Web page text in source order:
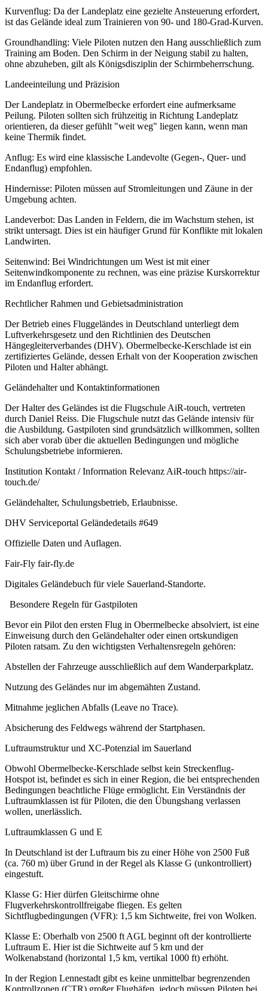
Kurvenflug: Da der Landeplatz eine gezielte Ansteuerung erfordert,
ist das Gelände ideal zum Trainieren von 90- und 180-Grad-Kurven.
Groundhandling: Viele Piloten nutzen den Hang ausschließlich zum
Training am Boden. Den Schirm in der Neigung stabil zu halten,
ohne abzuheben, gilt als Königsdisziplin der Schirmbeherrschung.
Landeeinteilung und Präzision
Der Landeplatz in Obermelbecke erfordert eine aufmerksame
Peilung. Piloten sollten sich frühzeitig in Richtung Landeplatz
orientieren, da dieser gefühlt "weit weg" liegen kann, wenn man
keine Thermik findet.
Anflug: Es wird eine klassische Landevolte (Gegen-, Quer- und
Endanflug) empfohlen.
Hindernisse: Piloten müssen auf Stromleitungen und Zäune in der
Umgebung achten.
Landeverbot: Das Landen in Feldern, die im Wachstum stehen, ist
strikt untersagt. Dies ist ein häufiger Grund für Konflikte mit lokalen
Landwirten.
Seitenwind: Bei Windrichtungen um West ist mit einer
Seitenwindkomponente zu rechnen, was eine präzise Kurskorrektur
im Endanflug erfordert.
Rechtlicher Rahmen und Gebietsadministration
Der Betrieb eines Fluggeländes in Deutschland unterliegt dem
Luftverkehrsgesetz und den Richtlinien des Deutschen
Hängegleiterverbandes (DHV). Obermelbecke-Kerschlade ist ein
zertifiziertes Gelände, dessen Erhalt von der Kooperation zwischen
Piloten und Halter abhängt.
Geländehalter und Kontaktinformationen
Der Halter des Geländes ist die Flugschule AiR-touch, vertreten
durch Daniel Reiss. Die Flugschule nutzt das Gelände intensiv für
die Ausbildung. Gastpiloten sind grundsätzlich willkommen, sollten
sich aber vorab über die aktuellen Bedingungen und mögliche
Schulungsbetriebe informieren.
Institution Kontakt / Information Relevanz AiR-touch https://air-
touch.de/
Geländehalter, Schulungsbetrieb, Erlaubnisse.
DHV Serviceportal Geländedetails #649
Offizielle Daten und Auflagen.
Fair-Fly fair-fly.de
Digitales Geländebuch für viele Sauerland-Standorte.
Besondere Regeln für Gastpiloten
Bevor ein Pilot den ersten Flug in Obermelbecke absolviert, ist eine
Einweisung durch den Geländehalter oder einen ortskundigen
Piloten ratsam. Zu den wichtigsten Verhaltensregeln gehören:
Abstellen der Fahrzeuge ausschließlich auf dem Wanderparkplatz.
Nutzung des Geländes nur im abgemähten Zustand.
Mitnahme jeglichen Abfalls (Leave no Trace).
Absicherung des Feldwegs während der Startphasen.
Luftraumstruktur und XC-Potenzial im Sauerland
Obwohl Obermelbecke-Kerschlade selbst kein Streckenflug-
Hotspot ist, befindet es sich in einer Region, die bei entsprechenden
Bedingungen beachtliche Flüge ermöglicht. Ein Verständnis der
Luftraumklassen ist für Piloten, die den Übungshang verlassen
wollen, unerlässlich.
Luftraumklassen G und E
In Deutschland ist der Luftraum bis zu einer Höhe von 2500 Fuß
(ca. 760 m) über Grund in der Regel als Klasse G (unkontrolliert)
eingestuft.
Klasse G: Hier dürfen Gleitschirme ohne
Flugverkehrskontrollfreigabe fliegen. Es gelten
Sichtflugbedingungen (VFR): 1,5 km Sichtweite, frei von Wolken.
Klasse E: Oberhalb von 2500 ft AGL beginnt oft der kontrollierte
Luftraum E. Hier ist die Sichtweite auf 5 km und der
Wolkenabstand (horizontal 1,5 km, vertikal 1000 ft) erhöht.
In der Region Lennestadt gibt es keine unmittelbar begrenzenden
Kontrollzonen (CTR) großer Flughäfen, jedoch müssen Piloten bei